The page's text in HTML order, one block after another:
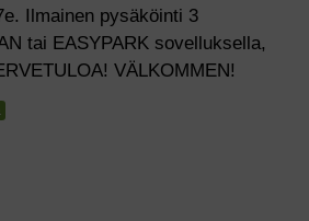
Ilmainen pysäköinti 3
tai EASYPARK sovelluksella,
VÄLKOMMEN!